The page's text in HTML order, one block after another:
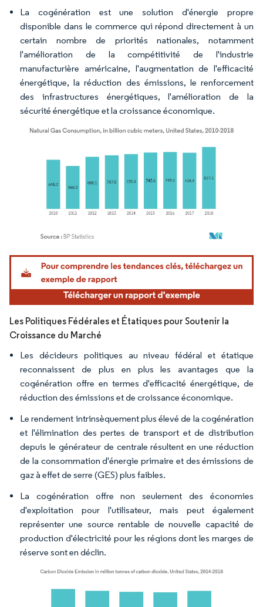
La cogénération est une solution d'énergie propre
disponible dans le commerce qui répond directement à un
certain nombre de priorités nationales, notamment
l'amélioration de la compétitivité de l'industrie
manufacturière américaine, l'augmentation de l'efficacité
énergétique, la réduction des émissions, le renforcement
des infrastructures énergétiques, l'amélioration de la
sécurité énergétique et la croissance économique.
Image © Mordor Intelligence. La réutilisation nécessite une attribution sous CC BY
Les Politiques Fédérales et Étatiques pour Soutenir la
Croissance du Marché
Les décideurs politiques au niveau fédéral et étatique
reconnaissent de plus en plus les avantages que la
cogénération offre en termes d'efficacité énergétique, de
réduction des émissions et de croissance économique.
Le rendement intrinsèquement plus élevé de la cogénération
et l'élimination des pertes de transport et de distribution
depuis le générateur de centrale résultent en une réduction
de la consommation d'énergie primaire et des émissions de
gaz à effet de serre (GES) plus faibles.
La cogénération offre non seulement des économies
d'exploitation pour l'utilisateur, mais peut également
représenter une source rentable de nouvelle capacité de
production d'électricité pour les régions dont les marges de
réserve sont en déclin.